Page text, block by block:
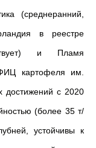
(среднеранний,
в реестре
и Пламя
картофеля им.
достижений с 2020
(более 35 т/
устойчивы к